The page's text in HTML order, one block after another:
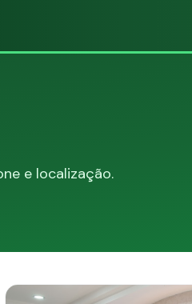
e localização.